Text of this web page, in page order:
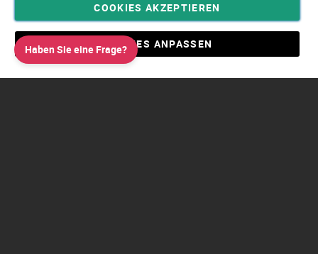
Privatsphäre und Datenschutz
Allgemeine Geschäftsbedingungen AGB
Impressum
Haben Sie eine Frage?
COOKIES AKZEPTIEREN
COOKIES ANPASSEN